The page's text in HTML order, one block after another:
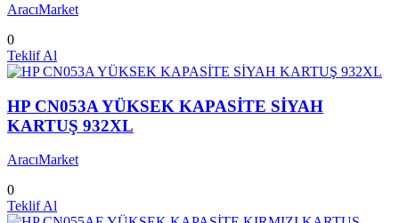
AracıMarket
0
Teklif Al
HP CN053A YÜKSEK KAPASİTE SİYAH
KARTUŞ 932XL
AracıMarket
0
Teklif Al